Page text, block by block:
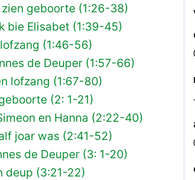
geboorte (1:26-38)
bie Elisabet (1:39-45)
(1:46-56)
de Deuper (1:57-66)
lofzang (1:67-80)
(2: 1-21)
en Hanna (2:22-40)
joar was (2:41-52)
de Deuper (3: 1-20)
deup (3:21-22)